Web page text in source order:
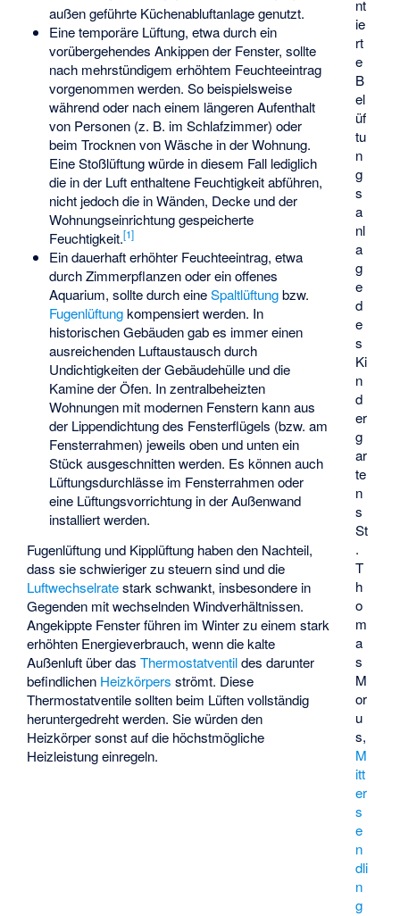
nt
ie
rt
e
B
el
üf
tu
n
g
s
a
nl
a
g
e
d
e
s
Ki
n
d
er
g
ar
te
n
s
St
.
T
h
o
m
a
s
M
or
u
s,
M
itt
er
s
e
n
dli
n
g
außen geführte Küchenabluftanlage genutzt.
Eine temporäre Lüftung, etwa durch ein
vorübergehendes Ankippen der Fenster, sollte
nach mehrstündigem erhöhtem Feuchteeintrag
vorgenommen werden. So beispielsweise
während oder nach einem längeren Aufenthalt
von Personen (z. B. im Schlafzimmer) oder
beim Trocknen von Wäsche in der Wohnung.
Eine Stoßlüftung würde in diesem Fall lediglich
die in der Luft enthaltene Feuchtigkeit abführen,
nicht jedoch die in Wänden, Decke und der
Wohnungseinrichtung gespeicherte
Feuchtigkeit.[1]
Ein dauerhaft erhöhter Feuchteeintrag, etwa
durch Zimmerpflanzen oder ein offenes
Aquarium, sollte durch eineSpaltlüftungbzw.
Fugenlüftungkompensiert werden. In
historischen Gebäuden gab es immer einen
ausreichenden Luftaustausch durch
Undichtigkeiten der Gebäudehülle und die
Kamine der Öfen. In zentralbeheizten
Wohnungen mit modernen Fenstern kann aus
der Lippendichtung des Fensterflügels (bzw. am
Fensterrahmen) jeweils oben und unten ein
Stück ausgeschnitten werden. Es können auch
Lüftungsdurchlässe im Fensterrahmen oder
eine Lüftungsvorrichtung in der Außenwand
installiert werden.
Fugenlüftung und Kipplüftung haben den Nachteil,
dass sie schwieriger zu steuern sind und die
Luftwechselratestark schwankt, insbesondere in
Gegenden mit wechselnden Windverhältnissen.
Angekippte Fenster führen im Winter zu einem stark
erhöhten Energieverbrauch, wenn die kalte
Außenluft über dasThermostatventildes darunter
befindlichen Heizkörpers strömt. Diese
Thermostatventile sollten beim Lüften vollständig
heruntergedreht werden. Sie würden den
Heizkörper sonst auf die höchstmögliche
Heizleistung einregeln.